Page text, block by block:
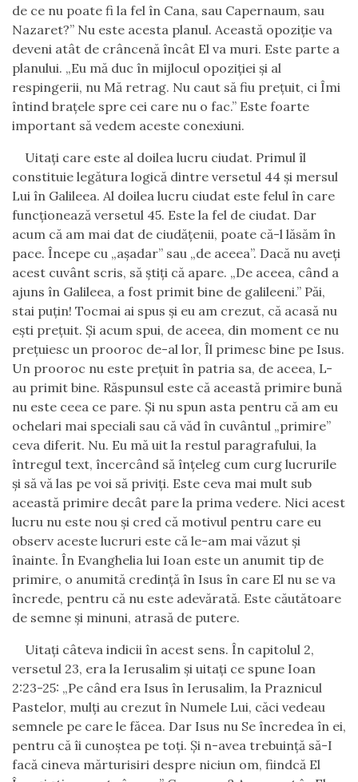
de ce nu poate fi la fel în Cana, sau Capernaum, sau
Nazaret?” Nu este acesta planul. Această opoziţie va
deveni atât de crâncenă încât El va muri. Este parte a
planului. „Eu mă duc în mijlocul opoziţiei şi al
respingerii, nu Mă retrag. Nu caut să fiu preţuit, ci Îmi
întind braţele spre cei care nu o fac.” Este foarte
important să vedem aceste conexiuni.
Uitaţi care este al doilea lucru ciudat. Primul îl
constituie legătura logică dintre versetul 44 şi mersul
Lui în Galileea. Al doilea lucru ciudat este felul în care
funcţionează versetul 45. Este la fel de ciudat. Dar
acum că am mai dat de ciudăţenii, poate că-l lăsăm în
pace. Începe cu „aşadar” sau „de aceea”. Dacă nu aveţi
acest cuvânt scris, să ştiţi că apare. „De aceea, când a
ajuns în Galileea, a fost primit bine de galileeni.” Păi,
stai puţin! Tocmai ai spus și eu am crezut, că acasă nu
eşti preţuit. Şi acum spui, de aceea, din moment ce nu
preţuiesc un prooroc de-al lor, Îl primesc bine pe Isus.
Un prooroc nu este preţuit în patria sa, de aceea, L-
au primit bine. Răspunsul este că această primire bună
nu este ceea ce pare. Şi nu spun asta pentru că am eu
ochelari mai speciali sau că văd în cuvântul „primire”
ceva diferit. Nu. Eu mă uit la restul paragrafului, la
întregul text, încercând să înţeleg cum curg lucrurile
şi să vă las pe voi să priviţi. Este ceva mai mult sub
această primire decât pare la prima vedere. Nici acest
lucru nu este nou și cred că motivul pentru care eu
observ aceste lucruri este că le-am mai văzut şi
înainte. În Evanghelia lui Ioan este un anumit tip de
primire, o anumită credinţă în Isus în care El nu se va
încrede, pentru că nu este adevărată. Este căutătoare
de semne şi minuni, atrasă de putere.
Uitaţi câteva indicii în acest sens. În capitolul 2,
versetul 23, era la Ierusalim şi uitaţi ce spune Ioan
2:23-25: „Pe când era Isus în Ierusalim, la Praznicul
Pastelor, mulţi au crezut în Numele Lui, căci vedeau
semnele pe care le făcea. Dar Isus nu Se încredea în ei,
pentru că îi cunoştea pe toţi. Şi n-avea trebuinţă să-I
facă cineva mărturisiri despre niciun om, fiindcă El